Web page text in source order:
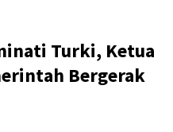
Turki, Ketua
Bergerak